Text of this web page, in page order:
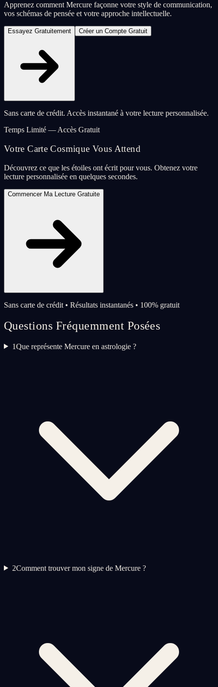
Apprenez comment Mercure façonne votre style de communication,
vos schémas de pensée et votre approche intellectuelle.
Essayez Gratuitement Créer un Compte Gratuit
Sans carte de crédit. Accès instantané à votre lecture personnalisée.
Temps Limité — Accès Gratuit
Votre Carte Cosmique Vous Attend
Découvrez ce que les étoiles ont écrit pour vous. Obtenez votre
lecture personnalisée en quelques secondes.
Commencer Ma Lecture Gratuite
Sans carte de crédit • Résultats instantanés • 100% gratuit
Questions Fréquemment Posées
1Que représente Mercure en astrologie ?
2Comment trouver mon signe de Mercure ?